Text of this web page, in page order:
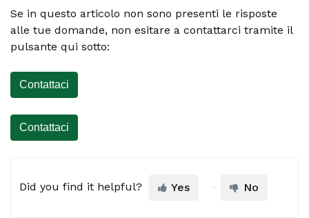
Se in questo articolo non sono presenti le risposte
alle tue domande, non esitare a contattarci tramite il
pulsante qui sotto:
Contattaci
Contattaci
Did you find it helpful? Yes No